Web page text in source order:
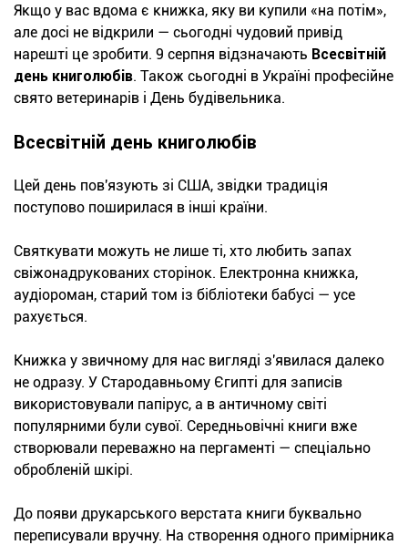
Якщо у вас вдома є книжка, яку ви купили «на потім»,
але досі не відкрили — сьогодні чудовий привід
нарешті це зробити. 9 серпня відзначають Всесвітній
день книголюбів. Також сьогодні в Україні професійне
свято ветеринарів і День будівельника.
Всесвітній день книголюбів
Цей день пов'язують зі США, звідки традиція
поступово поширилася в інші країни.
Святкувати можуть не лише ті, хто любить запах
свіжонадрукованих сторінок. Електронна книжка,
аудіороман, старий том із бібліотеки бабусі — усе
рахується.
Книжка у звичному для нас вигляді з'явилася далеко
не одразу. У Стародавньому Єгипті для записів
використовували папірус, а в античному світі
популярними були сувої. Середньовічні книги вже
створювали переважно на пергаменті — спеціально
обробленій шкірі.
До появи друкарського верстата книги буквально
переписували вручну. На створення одного примірника